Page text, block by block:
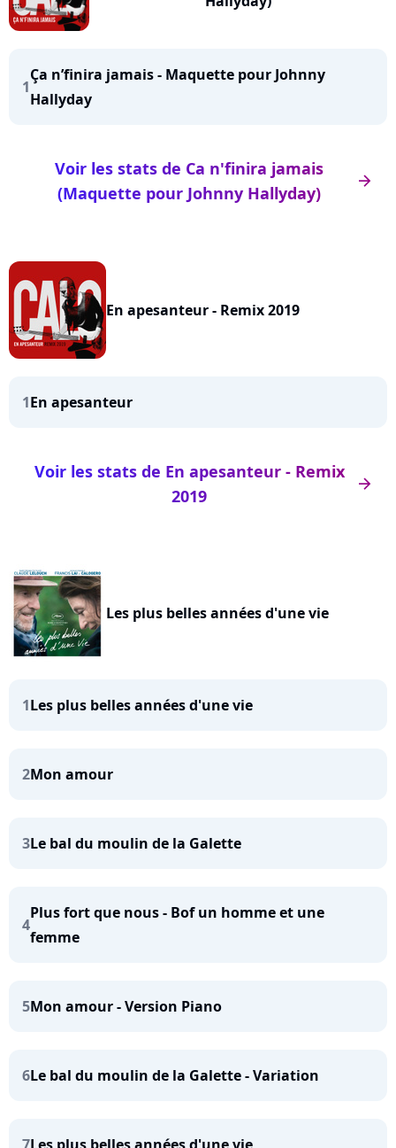
1
Ça n’finira jamais - Maquette pour Johnny
Hallyday
arrow_right
Voir les stats de Ca n'finira jamais
(Maquette pour Johnny Hallyday)
En apesanteur - Remix 2019
1En apesanteur
arrow_right
Voir les stats de En apesanteur - Remix
2019
Les plus belles années d'une vie
1Les plus belles années d'une vie
2Mon amour
3Le bal du moulin de la Galette
4
Plus fort que nous - Bof un homme et une
femme
5Mon amour - Version Piano
6Le bal du moulin de la Galette - Variation